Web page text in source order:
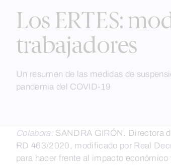
Los ERTES:
trabajadores
Un resumen de las medidas de
pandemia del COVID-19
Colabora: SANDRA GIRÓN. Directora
RD 463/2020, modificado por Real
para hacer frente al impacto